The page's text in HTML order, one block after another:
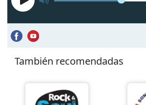
También recomendadas